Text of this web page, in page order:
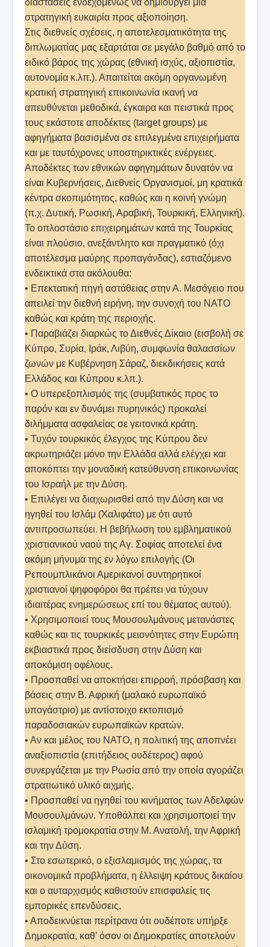
διαστάσεις ενδεχομένως να δημιουργεί μία
στρατηγική ευκαιρία προς αξιοποίηση.
Στις διεθνείς σχέσεις, η αποτελεσματικότητα της
διπλωματίας μας εξαρτάται σε μεγάλο βαθμό από το
ειδικό βάρος της χώρας (εθνική ισχύς, αξιοπιστία,
αυτονομία κ.λπ.). Απαιτείται ακόμη οργανωμένη
κρατική στρατηγική επικοινωνία ικανή να
απευθύνεται μεθοδικά, έγκαιρα και πειστικά προς
τους εκάστοτε αποδέκτες (target groups) με
αφηγήματα βασισμένα σε επιλεγμένα επιχειρήματα
και με ταυτόχρονες υποστηρικτικές ενέργειες.
Αποδέκτες των εθνικών αφηγημάτων δυνατόν να
είναι Κυβερνήσεις, Διεθνείς Οργανισμοί, μη κρατικά
κέντρα σκοπιμότητος, καθώς και η κοινή γνώμη
(π.χ. Δυτική, Ρωσική, Αραβική, Τουρκική, Ελληνική).
Το οπλοστάσιο επιχειρημάτων κατά της Τουρκίας
είναι πλούσιο, ανεξάντλητο και πραγματικό (όχι
αποτέλεσμα μαύρης προπαγάνδας), εστιαζόμενο
ενδεικτικά στα ακόλουθα:
• Επεκτατική πηγή αστάθειας στην Α. Μεσόγειο που
απειλεί την διεθνή ειρήνη, την συνοχή του ΝΑΤΟ
καθώς και κράτη της περιοχής.
• Παραβιάζει διαρκώς το Διεθνές Δίκαιο (εισβολή σε
Κύπρο, Συρία, Ιράκ, Λιβύη, συμφωνία θαλασσίων
ζωνών με Κυβέρνηση Σάραζ, διεκδικήσεις κατά
Ελλάδος και Κύπρου κ.λπ.).
• Ο υπερεξοπλισμός της (συμβατικός προς το
παρόν και εν δυνάμει πυρηνικός) προκαλεί
διλήμματα ασφαλείας σε γειτονικά κράτη.
• Τυχόν τουρκικός έλεγχος της Κύπρου δεν
ακρωτηριάζει μόνο την Ελλάδα αλλά ελέγχει και
αποκόπτει την μοναδική κατεύθυνση επικοινωνίας
του Ισραήλ με την Δύση.
• Επιλέγει να διαχωρισθεί από την Δύση και να
ηγηθεί του Ισλάμ (Χαλιφάτο) με ότι αυτό
αντιπροσωπεύει. Η βεβήλωση του εμβληματικού
χριστιανικού ναού της Αγ. Σοφίας αποτελεί ένα
ακόμη μήνυμα της εν λόγω επιλογής (Οι
Ρεπουμπλικάνοι Αμερικανοί συντηρητικοί
χριστιανοί ψηφοφόροι θα πρέπει να τύχουν
ιδιαιτέρας ενημερώσεως επί του θέματος αυτού).
• Χρησιμοποιεί τους Μουσουλμάνους μετανάστες
καθώς και τις τουρκικές μειονότητες στην Ευρώπη
εκβιαστικά προς διείσδυση στην Δύση και
αποκόμιση οφέλους.
• Προσπαθεί να αποκτήσει επιρροή, πρόσβαση και
βάσεις στην Β. Αφρική (μαλακό ευρωπαϊκό
υπογάστριο) με αντίστοιχο εκτοπισμό
παραδοσιακών ευρωπαϊκών κρατών.
• Αν και μέλος του ΝΑΤΟ, η πολιτική της αποπνέει
αναξιοπιστία (επιτήδειος ουδέτερος) αφού
συνεργάζεται με την Ρωσία από την οποία αγοράζει
στρατιωτικό υλικό αιχμής.
• Προσπαθεί να ηγηθεί του κινήματος των Αδελφών
Μουσουλμάνων. Υποθάλπει και χρησιμοποιεί την
ισλαμική τρομοκρατία στην Μ. Ανατολή, την Αφρική
και την Δύση.
• Στο εσωτερικό, ο εξισλαμισμός της χώρας, τα
οικονομικά προβλήματα, η έλλειψη κράτους δικαίου
και ο αυταρχισμός καθιστούν επισφαλείς τις
εμπορικές επενδύσεις.
• Αποδεικνύεται περίτρανα ότι ουδέποτε υπήρξε
Δημοκρατία, καθ’ όσον οι Δημοκρατίες αποτελούν